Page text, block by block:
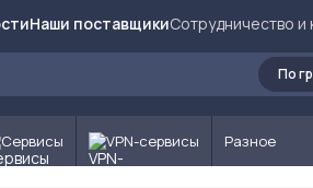
Наши поставщикиСотрудничество и
По
Сервисы VPN-сервисы Разное